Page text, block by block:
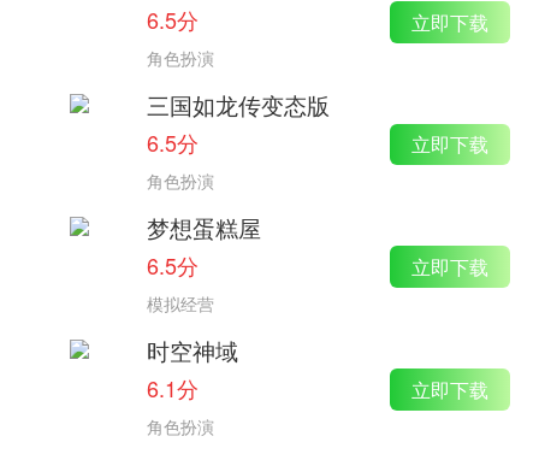
6.5分
角色扮演
立即下载
三国如龙传变态版
6.5分
角色扮演
立即下载
梦想蛋糕屋
6.5分
模拟经营
立即下载
时空神域
6.1分
角色扮演
立即下载